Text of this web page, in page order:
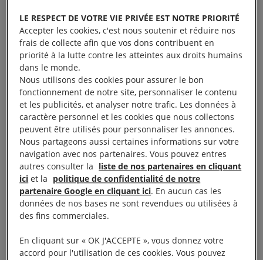
Foire aux livres, plus de 2000 livres seront présentés
l’histoire, de la cuisine, des beaux livres,des livres
LE RESPECT DE VOTRE VIE PRIVÉE EST NOTRE PRIORITÉ
Accepter les cookies, c'est nous soutenir et réduire nos
frais de collecte afin que vos dons contribuent en
priorité à la lutte contre les atteintes aux droits humains
dans le monde.
Nous utilisons des cookies pour assurer le bon
fonctionnement de notre site, personnaliser le contenu
et les publicités, et analyser notre trafic. Les données à
caractère personnel et les cookies que nous collectons
peuvent être utilisés pour personnaliser les annonces.
Nous partageons aussi certaines informations sur votre
navigation avec nos partenaires. Vous pouvez entres
autres consulter la liste de nos partenaires en cliquant
ici et la politique de confidentialité de notre
partenaire Google en cliquant ici. En aucun cas les
données de nos bases ne sont revendues ou utilisées à
des fins commerciales.
En cliquant sur « OK J'ACCEPTE », vous donnez votre
accord pour l'utilisation de ces cookies. Vous pouvez